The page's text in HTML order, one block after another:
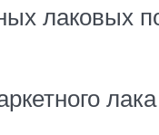
лаковых